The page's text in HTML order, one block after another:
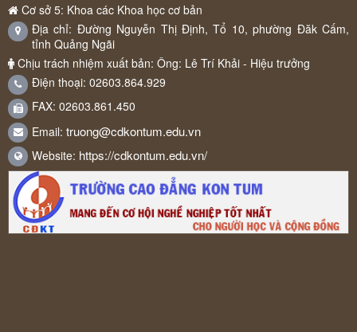
Cơ sở 5: Khoa các Khoa học cơ bản
Địa chỉ: Đường Nguyễn Thị Định, Tổ 10, phường Đăk Cấm,
tỉnh Quảng Ngãi
Chịu trách nhiệm xuất bản: Ông: Lê Trí Khải - Hiệu trưởng
Điện thoại: 02603.864.929
FAX: 02603.861.450
Email: truong@cdkontum.edu.vn
Website: https://cdkontum.edu.vn/